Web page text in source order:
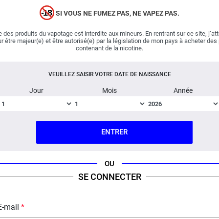
SI VOUS NE FUMEZ PAS, NE VAPEZ PAS.
des produits du vapotage est interdite aux mineurs. En rentrant sur ce site,
être majeur(e) et être autorisé(e) par la législation de mon pays à acheter des
contenant de la nicotine.
VEUILLEZ SAISIR VOTRE DATE DE NAISSANCE
Jour Mois Année
ENTRER
OU
SE CONNECTER
mail
eliquide Red Moon Rud & Gad. Les aromaticiens ont mis
tout leur talent au service des utilisateurs de cigarettes
électroniques et ont restitué la douceur d'une barbe à
papa. Généreuse, cette dernière cache quelquesfruits
Fabriqué en France ; Dosage PG/VG : 40% / 60%.